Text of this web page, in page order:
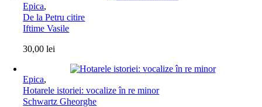
Epica,
De la Petru citire
Iftime Vasile
30,00lei
Epica,
Hotarele istoriei: vocalize în re minor
Schwartz Gheorghe